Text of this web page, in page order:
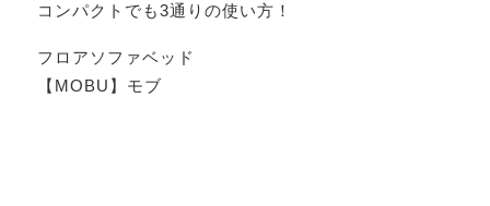
コンパクトでも3通りの使い方！
フロアソファベッド
【MOBU】モブ